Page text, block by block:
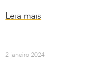
Leia mais
2 janeiro 2024